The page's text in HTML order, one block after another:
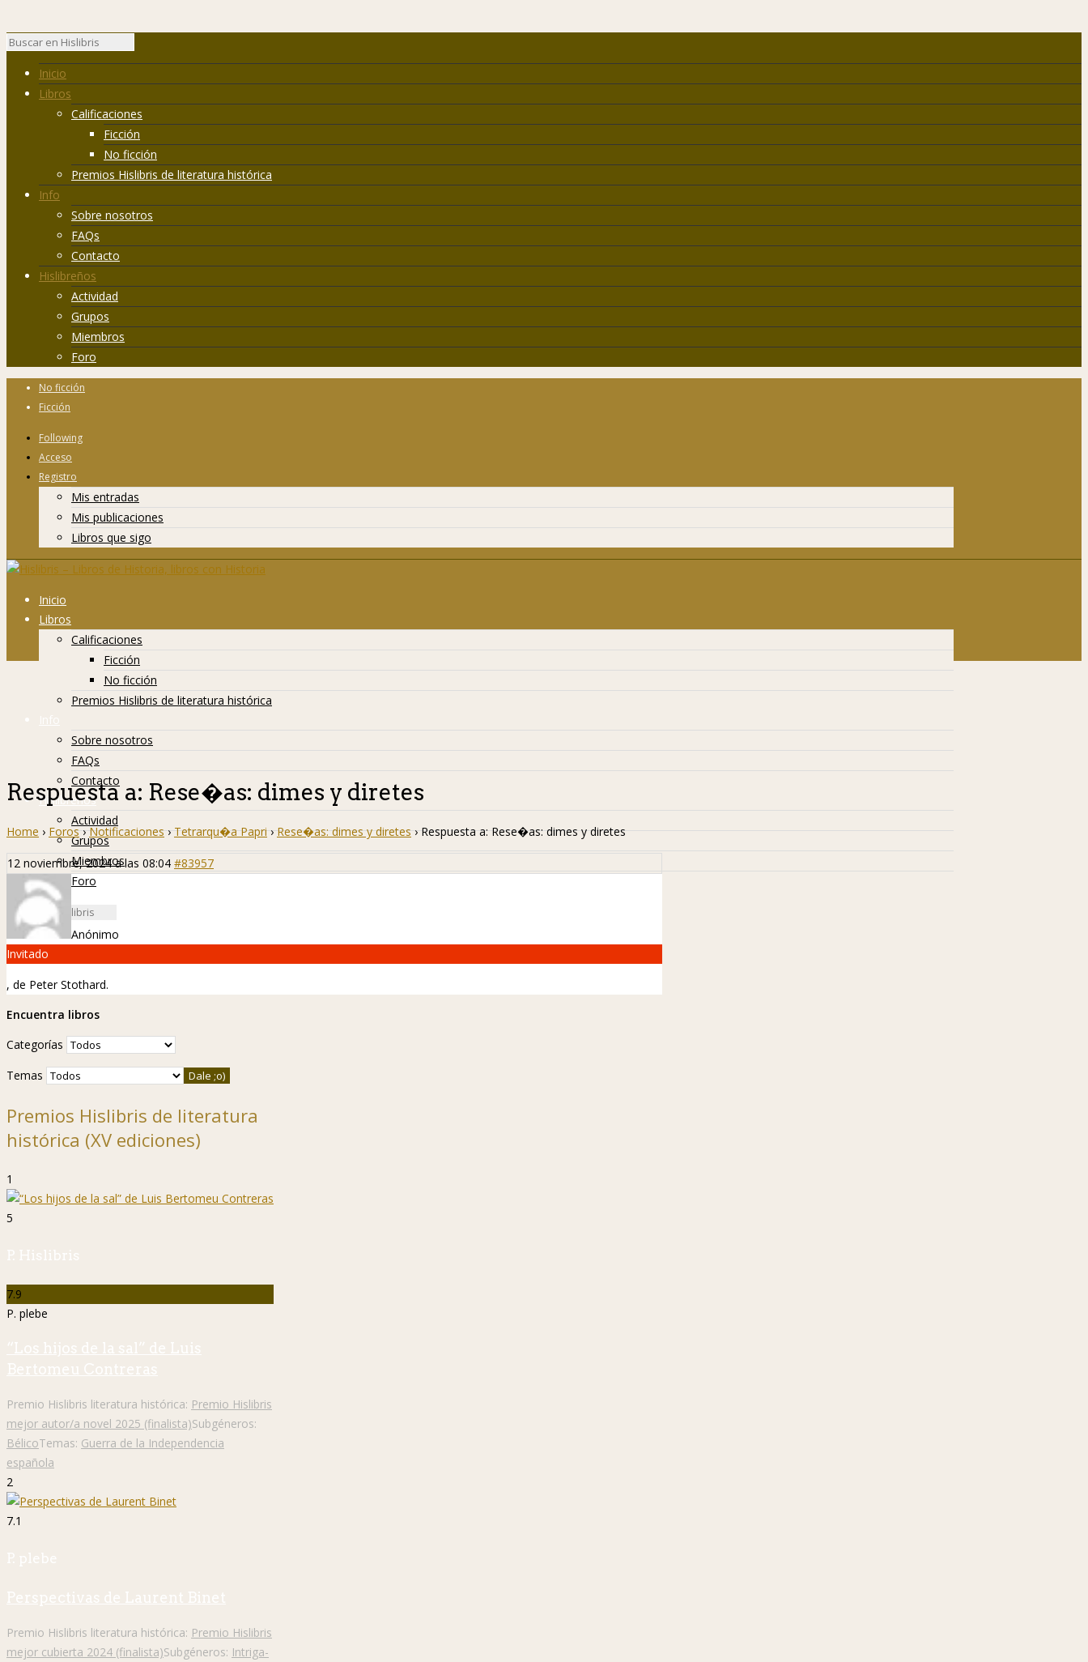
Inicio
Libros
Calificaciones
Ficción
No ficción
Premios Hislibris de literatura histórica
Info
Sobre nosotros
FAQs
Contacto
Hislibreños
Actividad
Grupos
Miembros
Foro
No ficción
Ficción
Following
Acceso
Registro
Mis entradas
Mis publicaciones
Libros que sigo
Inicio
Libros
Calificaciones
Ficción
No ficción
Premios Hislibris de literatura histórica
Info
Sobre nosotros
FAQs
Contacto
Hislibreños
Actividad
Grupos
Miembros
Foro
Respuesta a: Rese�as: dimes y diretes
Home › Foros › Notificaciones › Tetrarqu�a Papri › Rese�as: dimes y diretes › Respuesta a: Rese�as: dimes y diretes
12 noviembre, 2024 a las 08:04 #83957
Anónimo
Invitado
, de Peter Stothard.
Encuentra libros
Categorías
Temas
Premios Hislibris de literatura
histórica (XV ediciones)
1
5
P. Hislibris
7.9
P. plebe
“Los hijos de la sal” de Luis
Bertomeu Contreras
Premio Hislibris literatura histórica: Premio Hislibris
mejor autor/a novel 2025 (finalista)Subgéneros:
BélicoTemas: Guerra de la Independencia
española
2
7.1
P. plebe
Perspectivas de Laurent Binet
Premio Hislibris literatura histórica: Premio Hislibris
mejor cubierta 2024 (finalista)Subgéneros: Intriga-